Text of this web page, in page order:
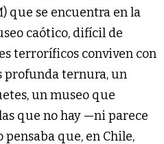
que se encuentra en la
caótico, difícil de
terroríficos conviven con
profunda ternura, un
un museo que
que no hay —ni parece
que, en Chile,